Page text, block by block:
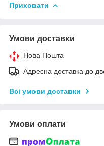
Приховати
Умови доставки
Нова Пошта
Адресна доставка до
Всі умови доставки
Умови оплати